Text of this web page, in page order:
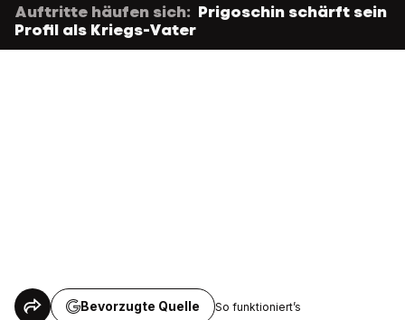
Auftritte häufen sich: Prigoschin schärft sein
Profil als Kriegs-Vater
Bevorzugte Quelle So funktioniert’s